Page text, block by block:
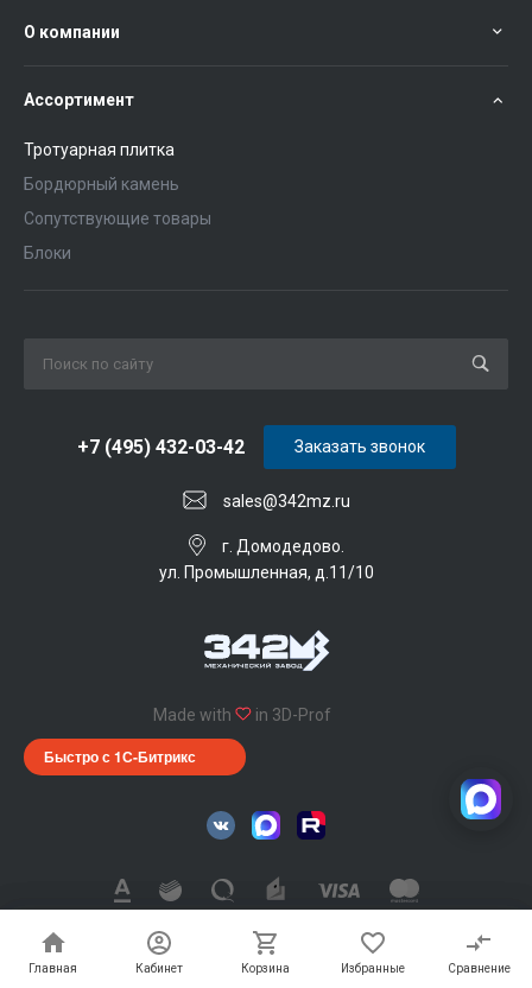
Главная Кабинет Корзина Избранные Сравнение
Главная Кабинет Корзина Избранные Сравнение
О компании
Ассортимент
Тротуарная плитка
Бордюрный камень
Сопутствующие товары
Блоки
sales@342mz.ru
+7 (495) 432-03-42
г. Домодедово.
ул. Промышленная, д.11/10
Заказать звонок
Made with in 3D-Prof
Быстро с 1С-Битрикс
342 Механический завод © 2026, Все права защищены